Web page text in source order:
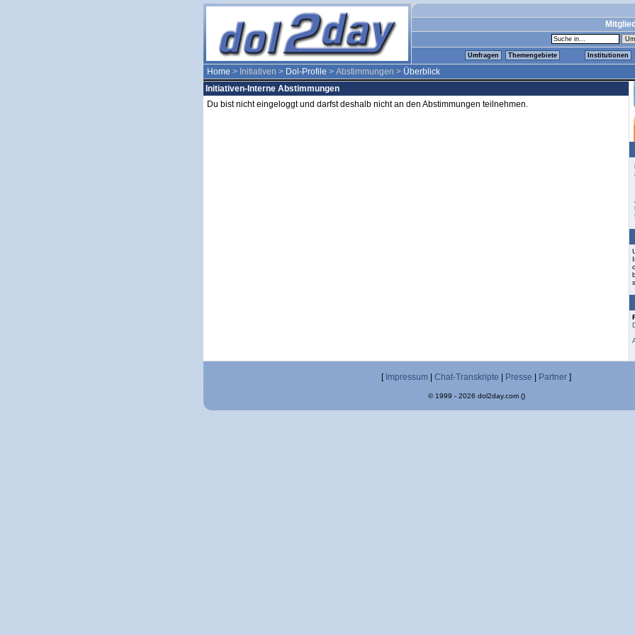
Umfragen Themengebiete Institutionen
Home > Initiativen > Dol-Profile > Abstimmungen > Überblick
Initiativen-Interne Abstimmungen
Du bist nicht eingeloggt und darfst deshalb nicht an den Abstimmungen teilnehmen.
[ Impressum Chat-Transkripte Presse Partner ]
© 1999 - 2026 dol2day.com ()